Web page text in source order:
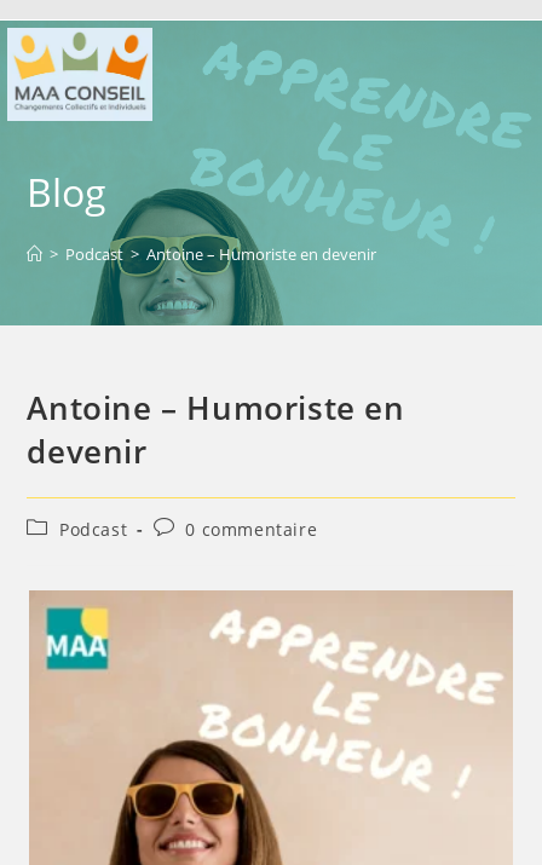
Blog
> Podcast > Antoine – Humoriste en devenir
Antoine – Humoriste en
devenir
Podcast 0 commentaire